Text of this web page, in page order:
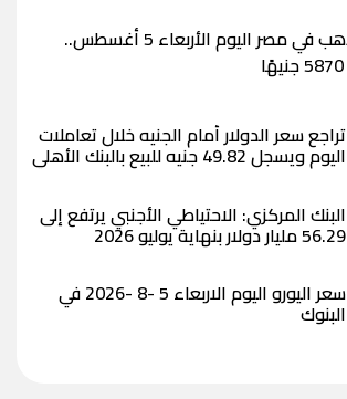
ارتفاع أسعار الذهب في مصر اليوم الأربعاء 5 أغسطس..
تراجع سعر الدولار أمام الجنيه خلال تعاملات
اليوم ويسجل 49.82 جنيه للبيع بالبنك الأهلي
المصري
البنك المركزي: الاحتياطي الأجنبي يرتفع إلى
56.29 مليار دولار بنهاية يوليو 2026
سعر اليورو اليوم الاربعاء 5 -8 -2026 في
البنوك